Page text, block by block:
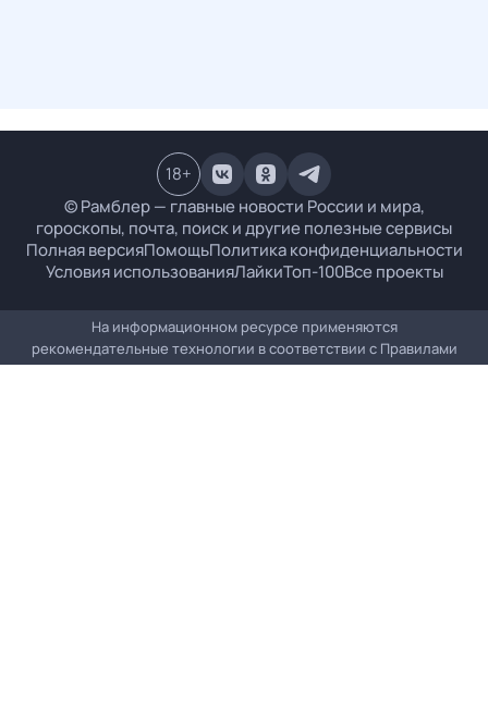
© Рамблер — главные новости России и мира,
гороскопы, почта, поиск и другие полезные сервисы
Полная версияПомощьПолитика конфиденциальности
Условия использованияЛайкиТоп-100Все проекты
18+
На информационном ресурсе применяются
рекомендательные технологии в соответствии с Правилами